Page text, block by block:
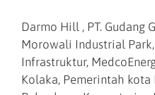
Darmo Hill , PT. Gudang
Morowali Industrial
Infrastruktur,
Kolaka, Pemerintah kota